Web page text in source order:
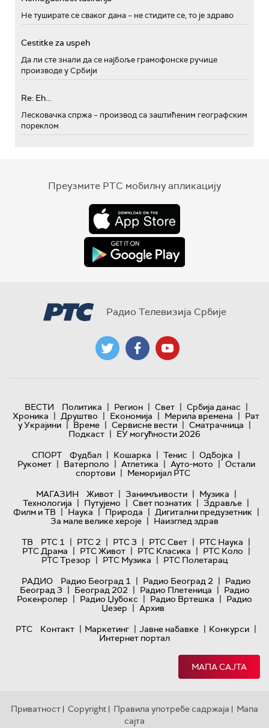
Не туширате се сваког дана – не стидите се, то је здраво
Cestitke za uspeh
Да ли сте знали да се најбоље грамофонске ручице
производе у Србији
Re: Eh...
Лесковачка спржа – производ са заштићеним географским
пореклом
Преузмите РТС мобилну апликацију
Радио Телевизија Србије
ВЕСТИ Политика | Регион | Свет | Србија данас |
Хроника | Друштво | Економија | Мерила времена | Рат
у Украјини | Време | Сервисне вести | Сматрачница |
Подкаст | ЕУ могућности 2026
СПОРТ
Фудбал | Кошарка | Тенис | Одбојка |
Рукомет | Ватерполо | Атлетика | Ауто-мото | Остали
спортови | Меморијал РТС
МАГАЗИН
Живот | Занимљивости | Музика |
Технологијa | Путујемо | Свет познатих | Здравље |
Филм и ТВ | Наука | Природа | Дигитални предузетник |
За мале велике хероје | Наизглед здрав
ТВ
РТС 1 | РТС 2 | РТС 3 | РТС Свет | РТС Наука |
РТС Драма | РТС Живот | РТС Класика | РТС Коло |
РТС Трезор | РТС Музика | РТС Полетарац
РАДИО
Радио Београд 1 | Радио Београд 2 | Радио
Београд 3 | Београд 202 | Радио Плетеница | Радио
Рокенролер | Радио Џубокс | Радио Вртешка | Радио
Џезер | Архив
РТС
Контакт | Маркетинг | Јавне набавке | Конкурси |
Интернет портал
МАПА САЈТА
Приватност | Copyright | Правила употребе садржаја | Мапа
сајта